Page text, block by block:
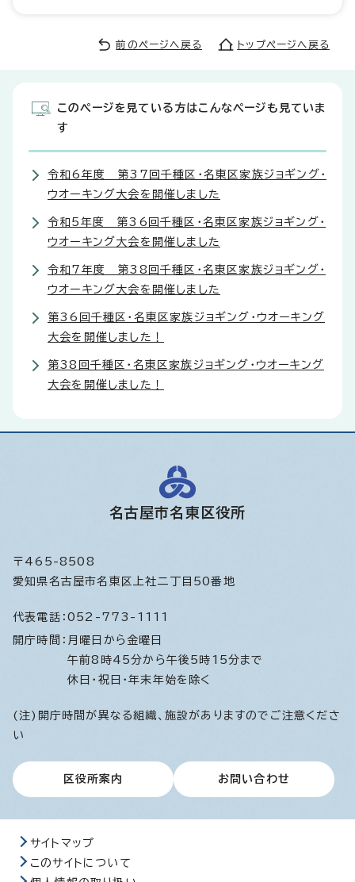
前のページへ戻る トップページへ戻る
このページを見ている方はこんなページも見ていま
す
令和6年度 第37回千種区・名東区家族ジョギング・
ウオーキング大会を開催しました
令和5年度 第36回千種区・名東区家族ジョギング・
ウオーキング大会を開催しました
令和7年度 第38回千種区・名東区家族ジョギング・
ウオーキング大会を開催しました
第36回千種区・名東区家族ジョギング・ウオーキング
大会を開催しました！
第38回千種区・名東区家族ジョギング・ウオーキング
大会を開催しました！
名古屋市名東区役所
〒465-8508
愛知県名古屋市名東区上社二丁目50番地
代表電話： 052-773-1111
開庁時間： 月曜日から金曜日
午前8時45分から午後5時15分まで
休日・祝日・年末年始を除く
(注)開庁時間が異なる組織、施設がありますのでご注意くださ
い
区役所案内 お問い合わせ
サイトマップ
このサイトについて